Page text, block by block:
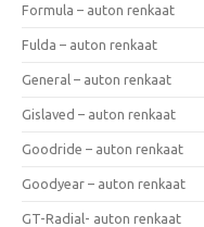
Formula – auton renkaat
Fulda – auton renkaat
General – auton renkaat
Gislaved – auton renkaat
Goodride – auton renkaat
Goodyear – auton renkaat
GT-Radial- auton renkaat